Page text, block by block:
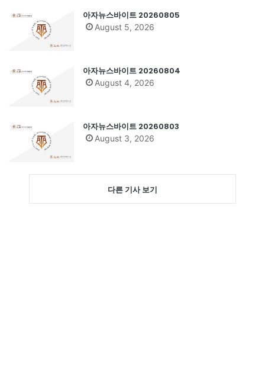
아자뉴스바이트 20260805
August 5, 2026
아자뉴스바이트 20260804
August 4, 2026
아자뉴스바이트 20260803
August 3, 2026
다른 기사 보기